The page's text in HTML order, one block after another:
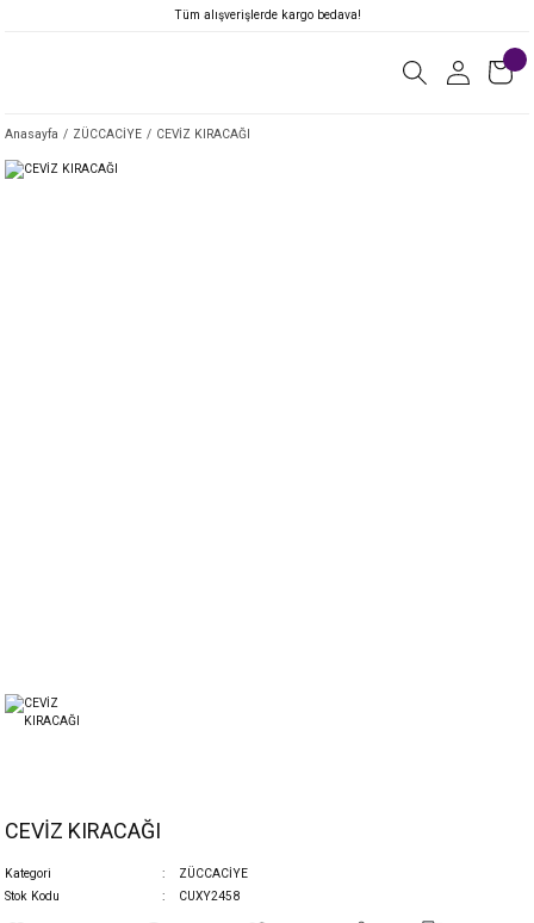
Tüm alışverişlerde kargo bedava!
Anasayfa ZÜCCACİYE CEVİZ KIRACAĞI
CEVİZ KIRACAĞI
Kategori
ZÜCCACİYE
Stok Kodu
CUXY2458